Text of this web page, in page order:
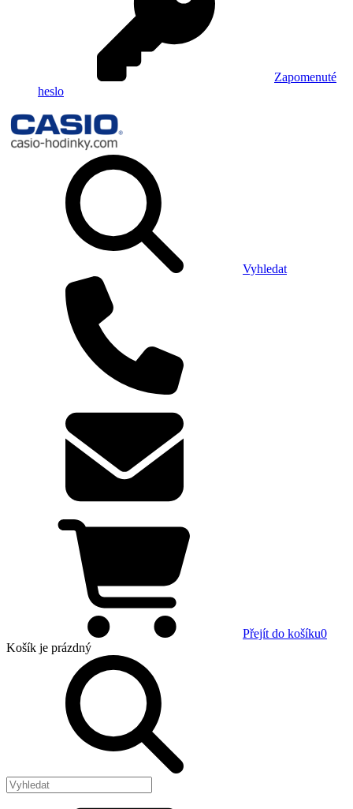
Zapomenuté
heslo
Vyhledat
Přejít do košíku0
Košík je prázdný